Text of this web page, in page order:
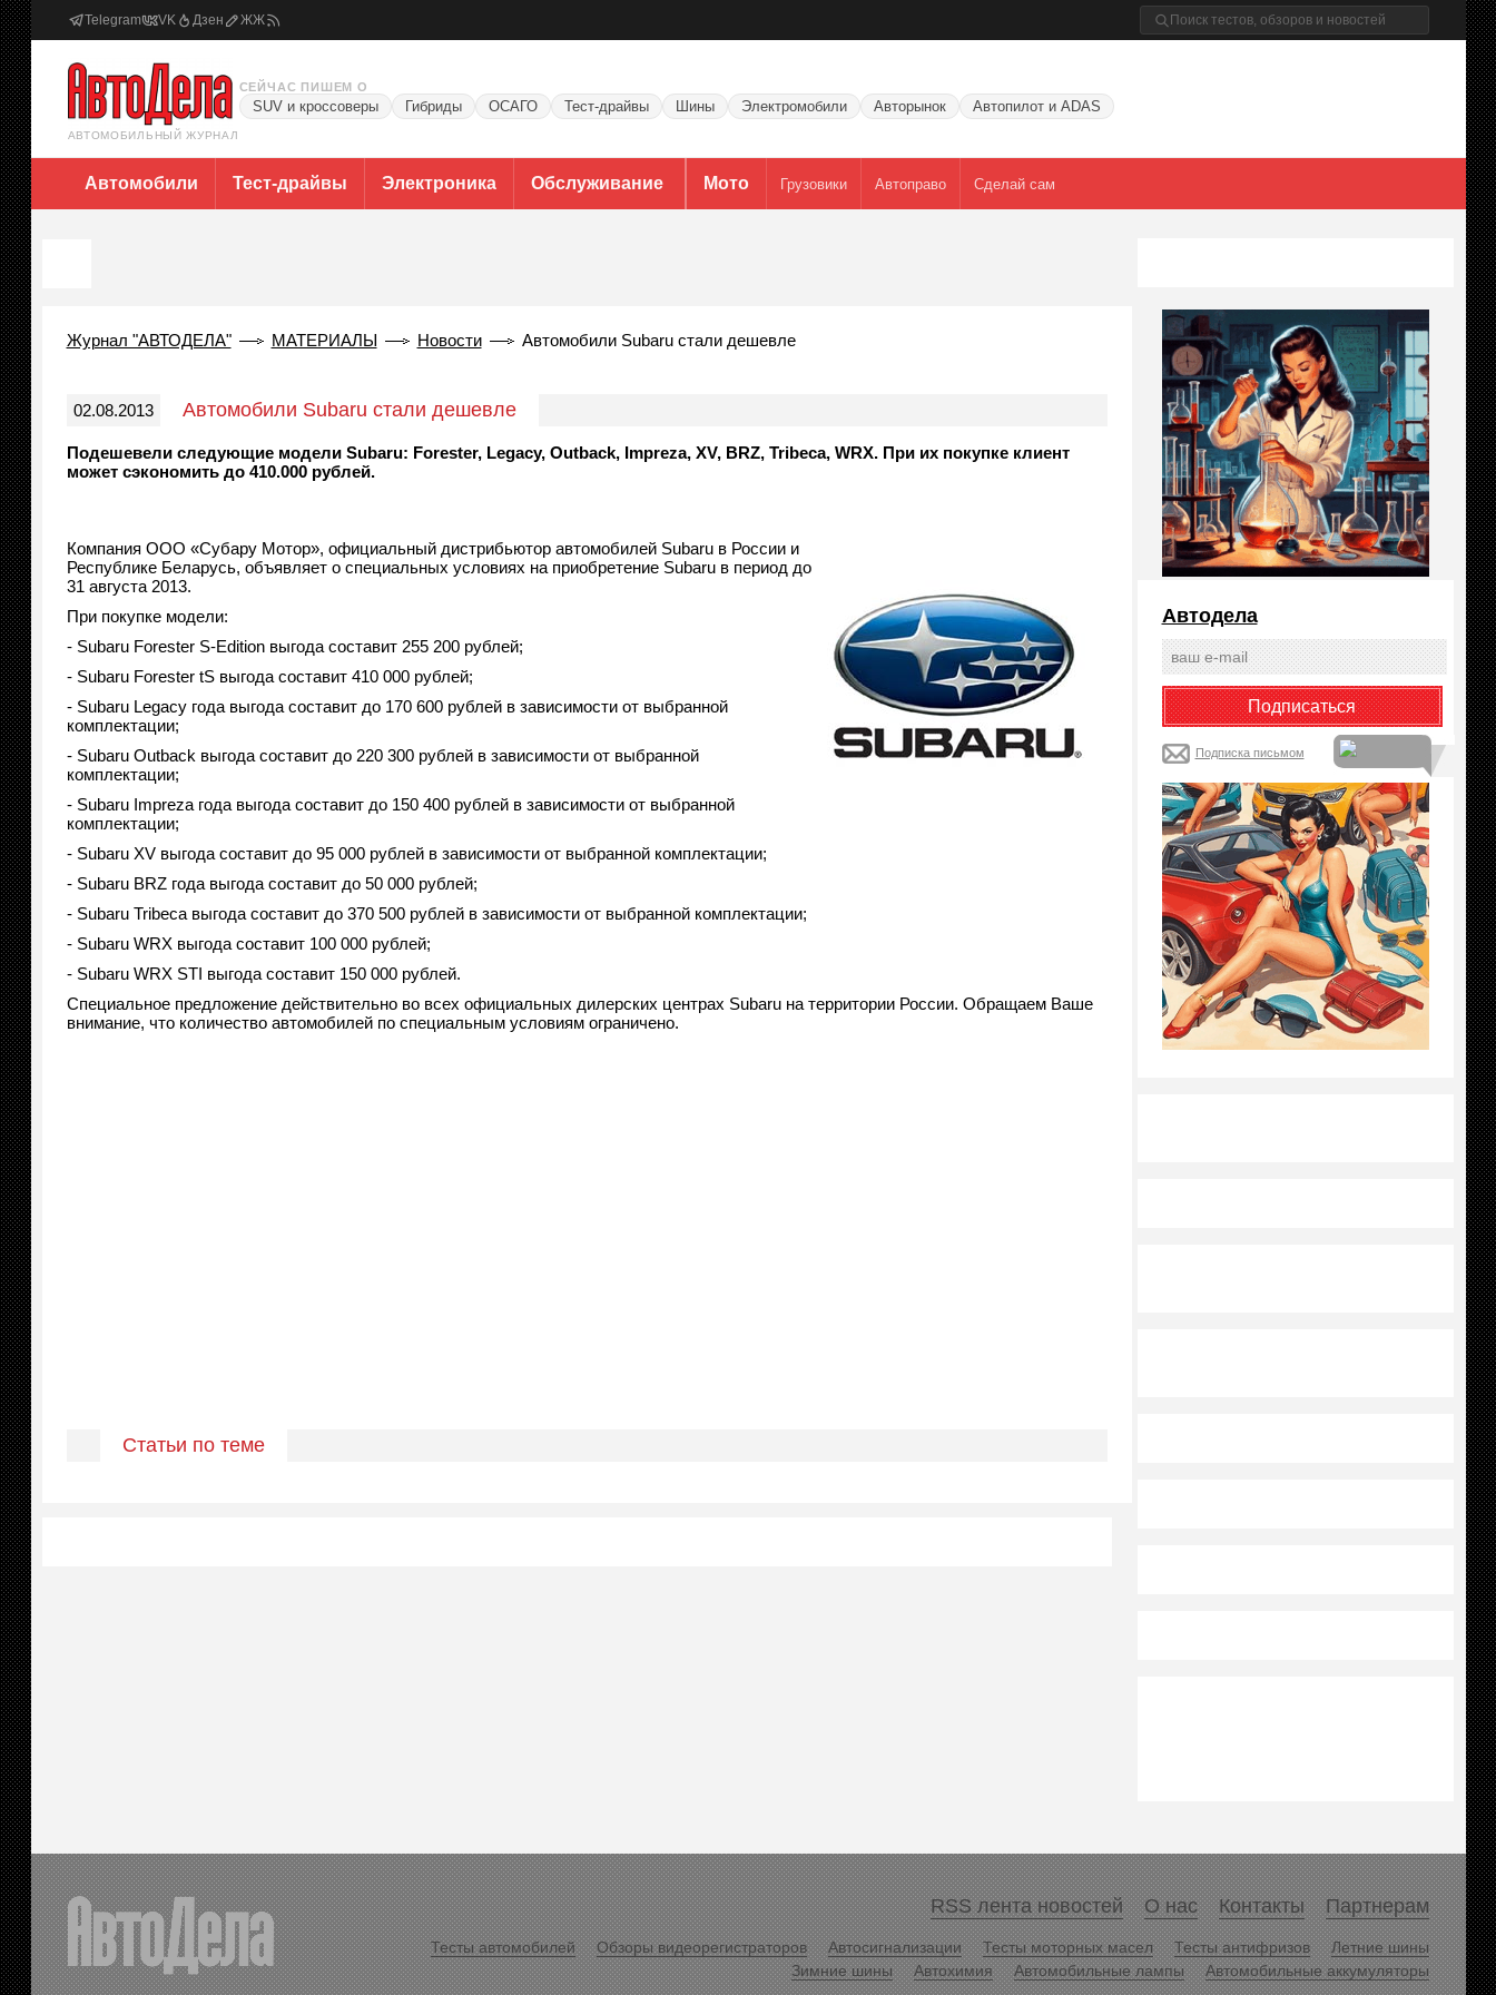
Telegram VK Дзен ЖЖ
АВТОМОБИЛЬНЫЙ ЖУРНАЛ
СЕЙЧАС ПИШЕМ О
SUV и кроссоверы Гибриды ОСАГО Тест-драйвы Шины Электромобили Авторынок Автопилот и ADAS
Автомобили Тест-драйвы Электроника Обслуживание Мото Грузовики Автоправо Сделай сам
Журнал "АВТОДЕЛА" МАТЕРИАЛЫ Новости Автомобили Subaru стали дешевле
02.08.2013 Автомобили Subaru стали дешевле
Подешевели следующие модели Subaru: Forester, Legacy, Outback, Impreza, XV, BRZ, Tribeca, WRX. При их покупке клиент
может сэкономить до 410.000 рублей.
Компания ООО «Субару Мотор», официальный дистрибьютор автомобилей Subaru в России и
Республике Беларусь, объявляет о специальных условиях на приобретение Subaru в период до
31 августа 2013.
При покупке модели:
- Subaru Forester S-Edition выгода составит 255 200 рублей;
- Subaru Forester tS выгода составит 410 000 рублей;
- Subaru Legacy года выгода составит до 170 600 рублей в зависимости от выбранной
комплектации;
- Subaru Outback выгода составит до 220 300 рублей в зависимости от выбранной
комплектации;
- Subaru Impreza года выгода составит до 150 400 рублей в зависимости от выбранной
комплектации;
- Subaru XV выгода составит до 95 000 рублей в зависимости от выбранной комплектации;
- Subaru BRZ года выгода составит до 50 000 рублей;
- Subaru Tribeca выгода составит до 370 500 рублей в зависимости от выбранной комплектации;
- Subaru WRX выгода составит 100 000 рублей;
- Subaru WRX STI выгода составит 150 000 рублей.
Специальное предложение действительно во всех официальных дилерских центрах Subaru на территории России. Обращаем Ваше
внимание, что количество автомобилей по специальным условиям ограничено.
Статьи по теме
Автодела
Подписка письмом
RSS лента новостей О нас Контакты Партнерам
Тесты автомобилей Обзоры видеорегистраторов Автосигнализации Тесты моторных масел Тесты антифризов
Летние шины
Зимние шины
Автохимия Автомобильные лампы Автомобильные аккумуляторы